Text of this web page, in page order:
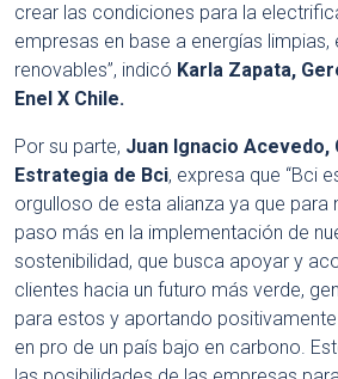
crear las condiciones para la
empresas en base a energías limpias,
renovables”, indicó Karla Zapata,
Enel X Chile.
Por su parte, Juan Ignacio Acevedo,
Estrategia de Bci, expresa que “Bci
orgulloso de esta alianza ya que para
paso más en la implementación de
sostenibilidad, que busca apoyar y
clientes hacia un futuro más verde,
para estos y aportando
en pro de un país bajo en carbono.